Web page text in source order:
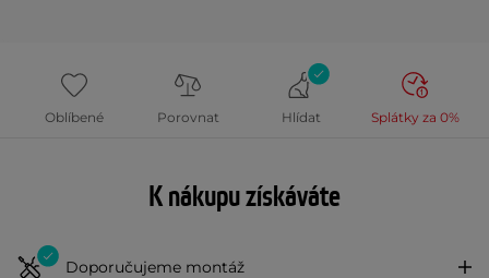
Oblíbené Porovnat Hlídat Splátky za 0%
K nákupu získáváte
Doporučujeme montáž